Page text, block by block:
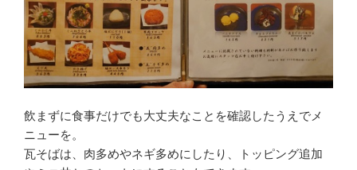
飲まずに食事だけでも大丈夫なことを確認したうえでメ
ニューを。
瓦そばは、肉多めやネギ多めにしたり、トッピング追加